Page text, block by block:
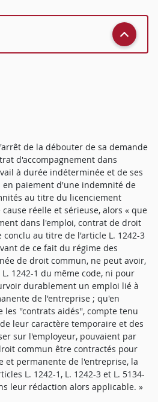
de la débouter de sa demande
d'accompagnement dans
à durée indéterminée et de ses
en paiement d'une indemnité de
au titre du licenciement
réelle et sérieuse, alors « que
dans l'emploi, contrat de droit
au titre de l'article L. 1242-3
de ce fait du régime des
de droit commun, ne peut avoir,
1242-1 du même code, ni pour
durablement un emploi lié à
de l'entreprise ; qu'en
''contrats aidés'', compte tenu
leur caractère temporaire et des
sur l'employeur, pouvaient par
commun être contractés pour
et permanente de l'entreprise, la
L. 1242-1, L. 1242-3 et L. 5134-
leur rédaction alors applicable. »